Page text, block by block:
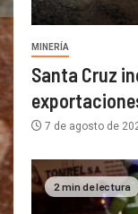
MINERÍA
Santa Cruz
7 de agosto de
2 min de lectura